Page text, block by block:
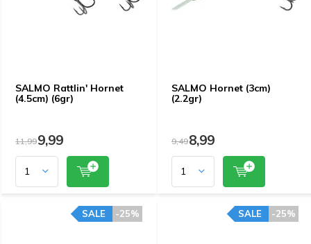
SALMO Rattlin' Hornet
(4.5cm) (6gr)
11,999,99
SALMO Hornet (3cm)
(2.2gr)
9,498,99
-25%
SALE -25%
SALE